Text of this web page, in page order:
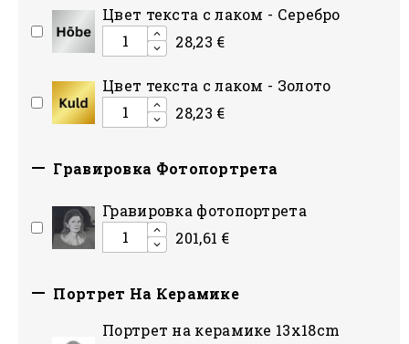
Цвет текста с лаком - Серебро
28,23 €
Цвет текста с лаком - Золото
28,23 €
 Гравировка Фотопортрета
Гравировка фотопортрета
201,61 €
 Портрет На Керамике
Портрет на керамике 13x18cm